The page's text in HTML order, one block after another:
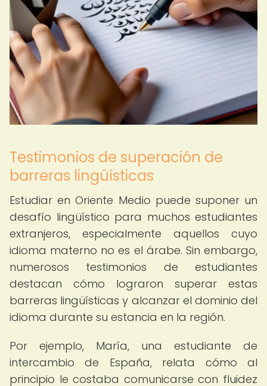
Testimonios de superación de
barreras lingüísticas
Estudiar en Oriente Medio puede suponer un
desafío lingüístico para muchos estudiantes
extranjeros, especialmente aquellos cuyo
idioma materno no es el árabe. Sin embargo,
numerosos testimonios de estudiantes
destacan cómo lograron superar estas
barreras lingüísticas y alcanzar el dominio del
idioma durante su estancia en la región.
Por ejemplo, María, una estudiante de
intercambio de España, relata cómo al
principio le costaba comunicarse con fluidez